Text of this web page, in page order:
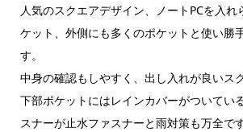
人気のスクエアデザイン、ノートPCを入れ
ケット、外側にも多くのポケットと使い勝
す。
中身の確認もしやすく、出し入れが良いス
下部ポケットにはレインカバーがついてい
スナーが止水ファスナーと雨対策も万全です